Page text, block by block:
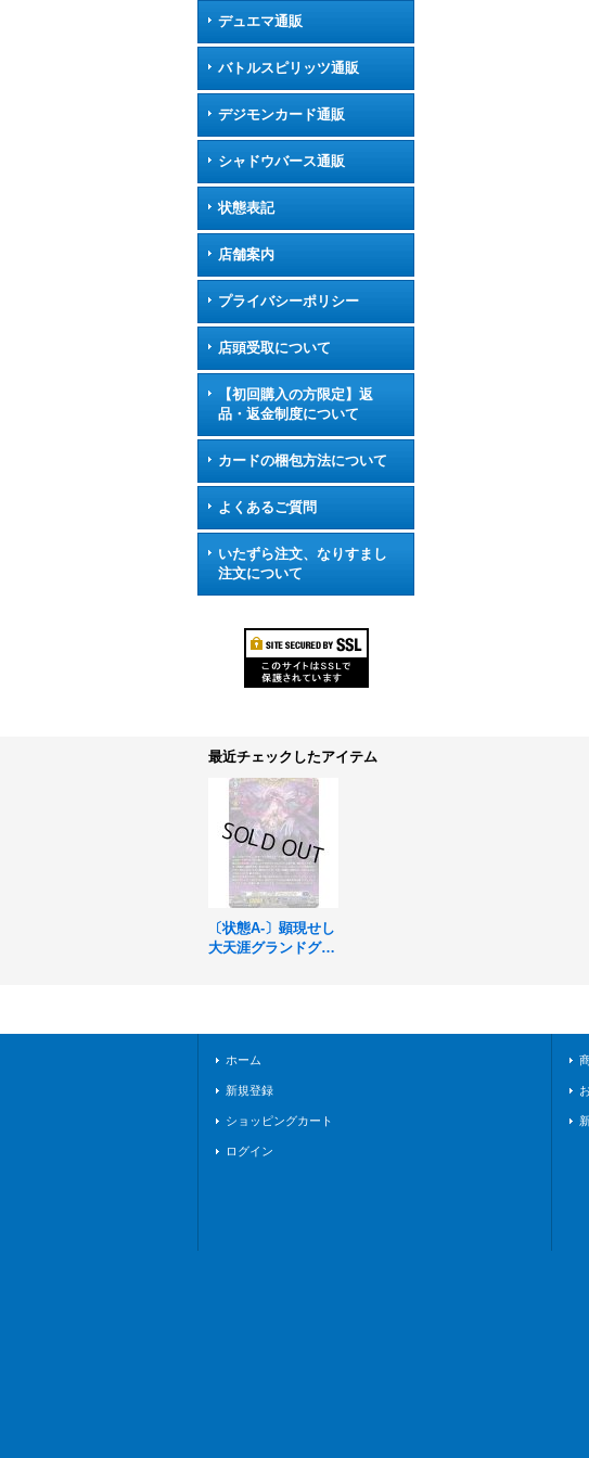
デュエマ通販
バトルスピリッツ通販
デジモンカード通販
シャドウバース通販
状態表記
店舗案内
プライバシーポリシー
店頭受取について
【初回購入の方限定】返
品・返金制度について
カードの梱包方法について
よくあるご質問
いたずら注文、なりすまし
注文について
最近チェックしたアイテム
〔状態A-〕顕現せし
大天涯グランドグマ
ホーム
新規登録
ショッピングカート
ログイン